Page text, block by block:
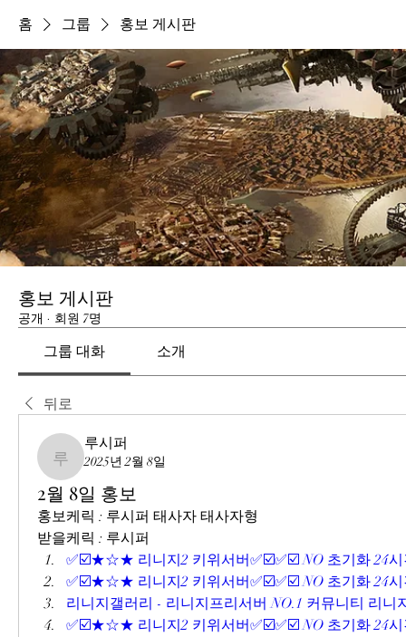
홈 그룹 홍보 게시판
홍보 게시판
공개 · 회원 7명
그룹 대화 소개
뒤로
루시퍼
루시퍼
2025년 2월 8일
2월 8일 홍보
홍보케릭 : 루시퍼 태사자 태사자형
받을케릭 : 루시퍼
✅☑️★☆★ 리니지2 키위서버✅☑️✅☑️ NO 초기화 24
✅☑️★☆★ 리니지2 키위서버✅☑️✅☑️ NO 초기화 24
리니지갤러리 - 리니지프리서버 NO.1 커뮤니티 리니
✅☑️★☆★ 리니지2 키위서버✅☑️✅☑️ NO 초기화 24